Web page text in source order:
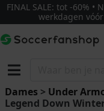
FINAL SALE: tot -60% •
werkdagen
Dames > Under
Legend Down